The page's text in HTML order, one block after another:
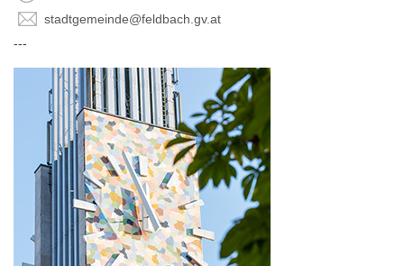
stadtgemeinde@feldbach.gv.at
---